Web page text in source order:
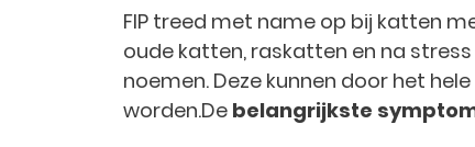
FIP treed met name op bij katten
oude katten, raskatten en na stress
noemen. Deze kunnen door het
worden.De belangrijkste